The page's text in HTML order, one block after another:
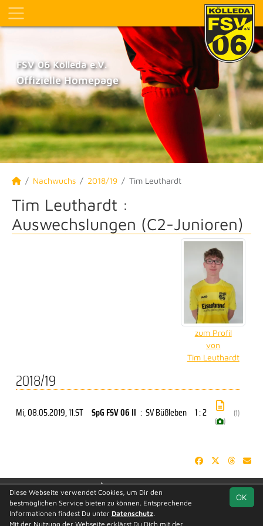
FSV 06 Kölleda e.V.
Offizielle Homepage
Nachwuchs 2018/19 Tim Leuthardt
Tim Leuthardt :
Auswechslungen (C2-Junioren)
zum Profil
von
Tim Leuthardt
2018/19
Mi, 08.05.2019, 11.ST SpG FSV 06 II : SV Büßleben 1 : 2
( )
(1)
soccero.de
Besucherstatistik Geburtstage Kontakt
OK
Diese Webseite verwendet Cookies, um Dir den
bestmöglichen Service bieten zu können. Entsprechende
Informationen findest Du unter Datenschutz.
Mit der Nutzung der Webseite erklärst Du Dich mit der